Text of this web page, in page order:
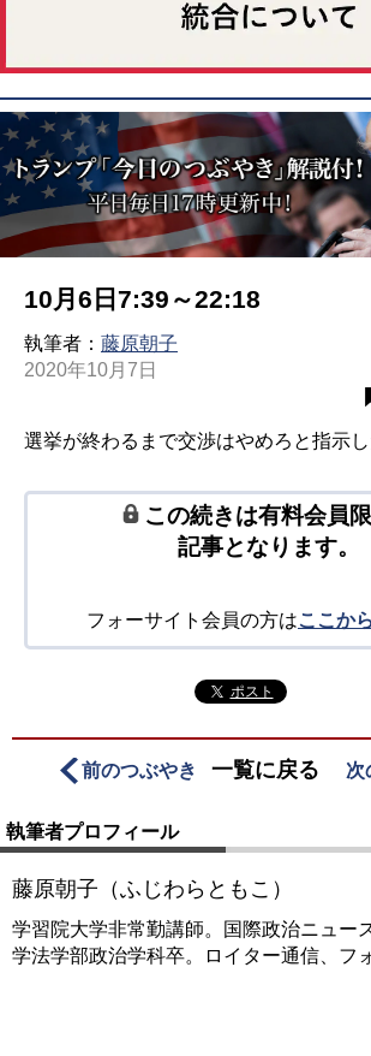
10月6日7:39～22:18
執筆者： 藤原朝子
2020年10月7日
選挙が終わるまで交渉はやめろと指示し
この続きは有料会員
記事となります。
フォーサイト会員の方はここか
ポスト
前のつぶやき 一覧に戻る 次
執筆者プロフィール
藤原朝子（ふじわらともこ）
学習院大学非常勤講師。国際政治ニュー
学法学部政治学科卒。ロイター通信、フ